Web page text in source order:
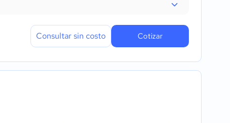
Consultar sin costo Cotizar